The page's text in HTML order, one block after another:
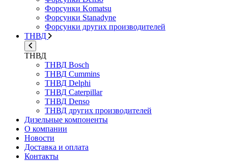
Форсунки Komatsu
Форсунки Stanadyne
Форсунки других производителей
ТНВД
ТНВД
ТНВД Bosch
ТНВД Cummins
ТНВД Delphi
ТНВД Caterpillar
ТНВД Denso
ТНВД других производителей
Дизельные компоненты
О компании
Новости
Доставка и оплата
Контакты